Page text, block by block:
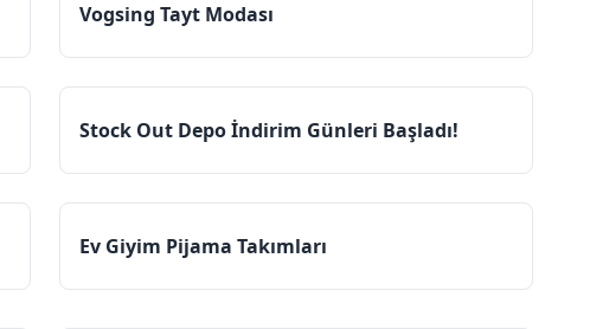
Vogsing Tayt Modası
Stock Out Depo İndirim Günleri Başladı!
Ev Giyim Pijama Takımları